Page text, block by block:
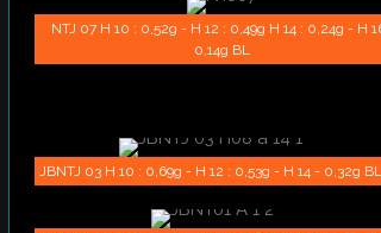
NTJ 07 H 10 : 0,52g - H 12 : 0,49g H 14 : 0,24g - H
0,14g BL
JBNTJ 03 H 10 : 0,69g - H 12 : 0,53g - H 14 - 0,32g BL